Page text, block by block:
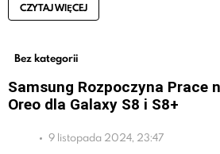
CZYTAJ WIĘCEJ
Bez kategorii
Samsung Rozpoczyna Prace
Oreo dla Galaxy S8 i S8+
9 listopada 2024, 23:47